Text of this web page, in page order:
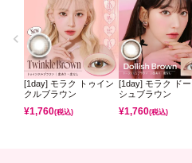
[1day] モラク トゥイン
クルブラウン
¥1,760(税込)
[1day] モラク ドー
シュブラウン
¥1,760(税込)